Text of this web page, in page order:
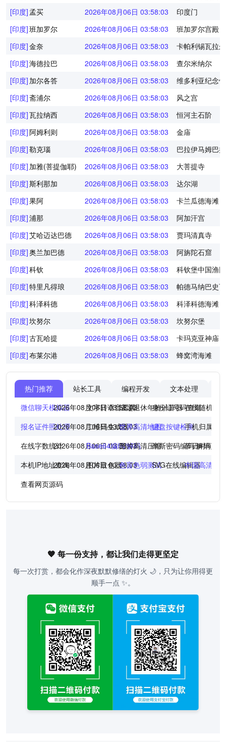
[印度]孟买 2026年08月06日 03:58:03
印度门
[印度]班加罗尔 2026年08月06日 03:58:03
班加罗尔宫殿
[印度]金奈 2026年08月06日 03:58:03
卡帕利锡瓦拉
[印度]海德拉巴 2026年08月06日 03:58:03
查尔米纳尔
[印度] 加尔各答 2026年08月06日 03:58:03
维多利亚纪念馆
[印度]斋浦尔 2026年08月06日 03:58:03
风之宫
[印度]瓦拉纳西 2026年08月06日 03:58:03
恒河主石阶
[印度]阿姆利则 2026年08月06日 03:58:03
金庙
[印度]勒克瑙 2026年08月06日 03:58:03
巴拉伊马姆巴拉
[印度] 加雅(菩提伽耶) 2026年08月06日 03:58:03
大菩提寺
[印度]斯利那加 2026年08月06日 03:58:03
达尔湖
[印度]果阿 2026年08月06日 03:58:03
卡兰瓜德海滩
[印度]浦那 2026年08月06日 03:58:03
阿加汗宫
[印度]艾哈迈达巴德 2026年08月06日 03:58:03
贾玛清真寺
[印度]奥兰加巴德 2026年08月06日 03:58:03
阿旃陀石窟
[印度]科钦 2026年08月06日 03:58:03
科钦堡中国渔网
[印度]特里凡得琅 2026年08月06日 03:58:03
帕德马纳巴史
[印度]科泽科德 2026年08月06日 03:58:03
科泽科德海滩
[印度]坎努尔 2026年08月06日 03:58:03
坎努尔堡
[印度]古瓦哈提 2026年08月06日 03:58:03
卡玛克亚神庙
[印度]布莱尔港 2026年08月06日 03:58:03 蜂窝湾海滩
热门推荐 站长工具 编程开发 文本处理
微信聊天模拟器2026年08月06日 03:58:03
文字转语音工具法定退休年龄计算器
身份证号码查询在线随机点
报名证件照处理2026年08月06日 03:58:03
二维码生成器世界高清地图键盘按键检测手机归属地
在线字数统计2026年08月06日 03:58:03
Base64编码/解码图片高清压缩摩斯密码编码/解码
节日时间倒
本机IP地址查询2026年08月06日 03:58:03
图片取色器色盲色弱测试SVG在线编辑器中国高清地
查看网页源码
🧡 每一份支持，都让我们走得更坚定
每一次打赏，都会化作深夜默默修缮的灯火 🌙，只为让你用得更
顺手一点 ✨。